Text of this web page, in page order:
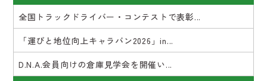
全国トラックドライバー・コンテストで表彰...
「運びと地位向上キャラバン2026」in...
D.N.A.会員向けの倉庫見学会を開催い...